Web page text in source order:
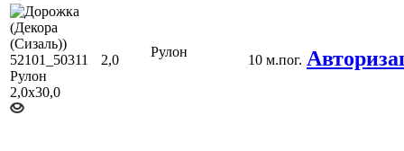
2,0
Рулон
10 м.пог.